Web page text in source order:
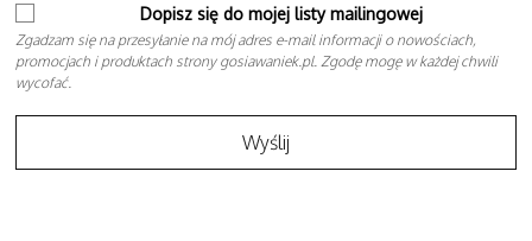
Dopisz się do mojej listy mailingowej
Zgadzam się na przesyłanie na mój adres e-mail informacji o nowościach,
promocjach i produktach strony gosiawaniek.pl. Zgodę mogę w każdej chwili
wycofać.